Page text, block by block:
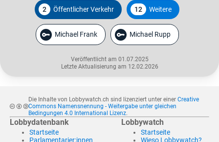
2 Öffentlicher Verkehr 12 Weitere
Michael Frank Michael Rupp
Veröffentlicht am 01.07.2025
Letzte Aktualisierung am 12.02.2026
Die Inhalte von Lobbywatch.ch sind lizenziert unter einer Creative
Commons Namensnennung - Weitergabe unter gleichen
Bedingungen 4.0 International Lizenz.
Lobbydatenbank
Startseite
Parlamentarier:innen
Lobbywatch
Startseite
Wieso Lobbywatch?